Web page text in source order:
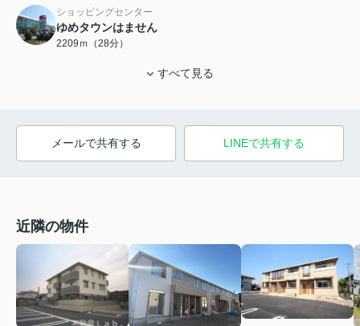
ショッピングセンター
ゆめタウンはません
2209ｍ（28分）
すべて見る
メールで共有する LINEで共有する
近隣の物件